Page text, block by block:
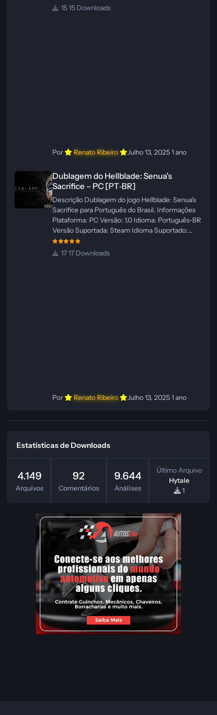
Atualização: 24/04/2025 Tamanho: 469 MB
15 Downloads
Por Renato Ribeiro Julho 13, 20251 ano
Dublagem do Hellblade: Senua's
Sacrifice – PC [PT‑BR]
Descrição Dublagem do jogo Hellblade: Senua's
Sacrifice para Português do Brasil. Informações
Plataforma: PC Versão: 1.0 Idioma: Português‑BR
Versão Suportada: Steam Idioma Suportado:
Inglês Lançamento: 26/01/2025 Tamanho: 110 MB
Créditos — Central de Traduções
17 Downloads
Por Renato Ribeiro Julho 13, 20251 ano
Estatísticas de Downloads
4.149
Arquivos
92
Comentários
9.644
Análises
Último Arquivo
Hytale
1